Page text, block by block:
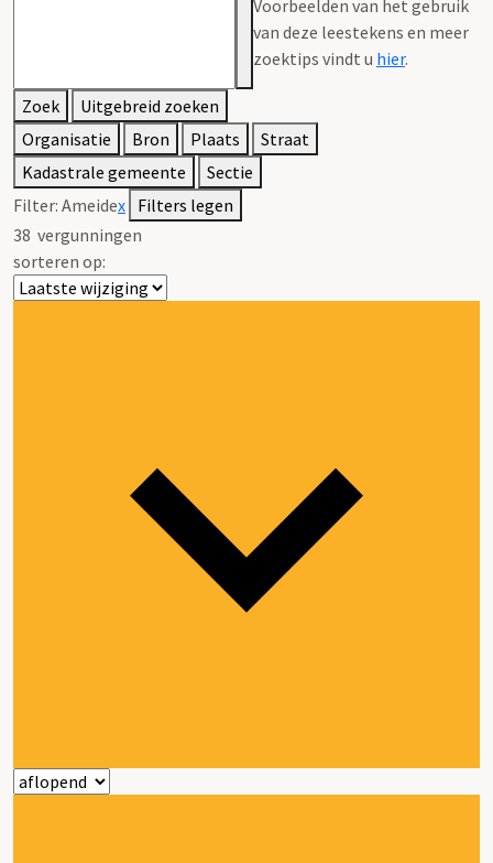
Voorbeelden van het gebruik
van deze leestekens en meer
zoektips vindt u hier.
Zoek
Uitgebreid zoeken
Organisatie
Bron Plaats
Straat
Kadastrale gemeente
Sectie
Filter: Ameidex Filters legen
38 vergunningen
sorteren op: